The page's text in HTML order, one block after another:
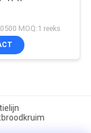
MOQ:1 reeks